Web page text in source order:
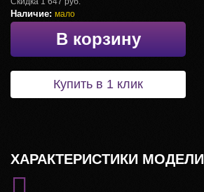
Наличие: мало
В корзину
Купить в 1 клик
ХАРАКТЕРИСТИКИ МОДЕЛИ